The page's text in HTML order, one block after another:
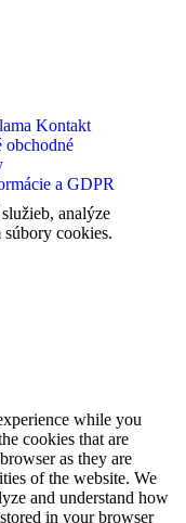
Kontakt
obchodné
a GDPR
analýze
súbory cookies.
while you
cookies that are
as they are
of the website. We
and understand how
in your browser